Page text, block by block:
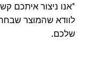
*אנו ניצור איתכם
לוודא שהמוצר
שלכם.